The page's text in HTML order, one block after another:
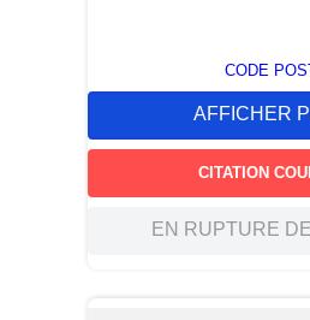
CODE
AFFICHER
CITATION
EN RUPTURE